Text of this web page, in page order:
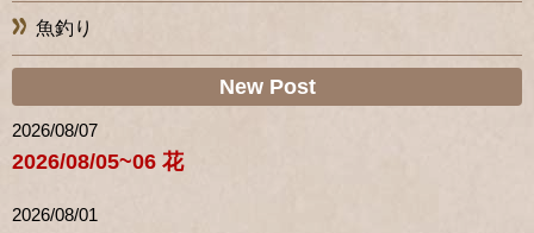
魚釣り
New Post
2026/08/07
2026/08/05~06 花
2026/08/01